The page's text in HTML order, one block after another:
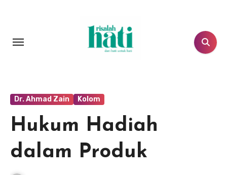
Dr. Ahmad Zain Kolom
Hukum Hadiah
dalam Produk